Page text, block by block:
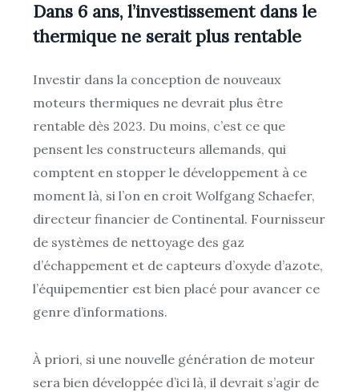
Dans 6 ans, l’investissement dans le
thermique ne serait plus rentable
Investir dans la conception de nouveaux
moteurs thermiques ne devrait plus être
rentable dès 2023. Du moins, c’est ce que
pensent les constructeurs allemands, qui
comptent en stopper le développement à ce
moment là, si l’on en croit Wolfgang Schaefer,
directeur financier de Continental. Fournisseur
de systèmes de nettoyage des gaz
d’échappement et de capteurs d’oxyde d’azote,
l’équipementier est bien placé pour avancer ce
genre d’informations.
À priori, si une nouvelle génération de moteur
sera bien développée d’ici là, il devrait s’agir de